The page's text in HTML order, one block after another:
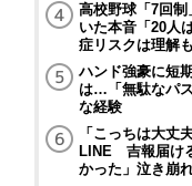
高校野球「7回
いた本音「20人
症リスクは理解も
ハンド強豪に短
は…「無駄なパ
な経験
「こっちは大丈
LINE 吉報届け
かった」泣き崩